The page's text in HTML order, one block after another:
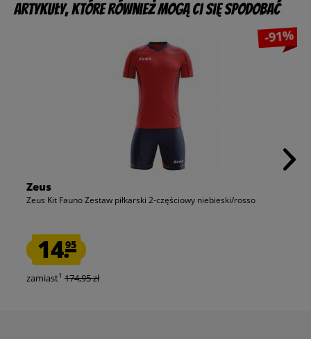
Artykuły, które również mogą Ci się spodobać
-91%
Zeus
Zeus Kit Fauno Zestaw piłkarski 2-częściowy niebieski/rosso
14.95
zamiast1 174,95 zł